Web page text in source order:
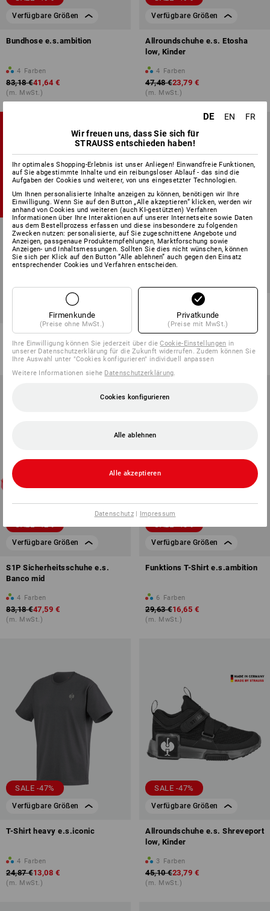
Verfügbare Größen
Bundhose e.s.ambition
4 Farben
83,18 €41,64 €
(m. MwSt.)
Verfügbare Größen
Allroundschuhe e.s. Etosha
low, Kinder
4 Farben
47,48 €23,79 €
(m. MwSt.)
AKTIONS SETS MIT
GRATIS
ARTIKELN!
zu allen Aktions-Sets
jetzt konfigurieren
SALE -49%
Multipocket-Hose e.s.ambition,
4 Farben
59,38 €29,74 €
(m. MwSt.)
Verfügbare Größen
S1P Sicherheitsschuhe e.s.
Banco mid
4 Farben
83,18 €47,59 €
(m. MwSt.)
Verfügbare Größen
Funktions T-Shirt e.s.ambition
6 Farben
29,63 €16,65 €
(m. MwSt.)
SALE -47%
Verfügbare Größen
T-Shirt heavy e.s.iconic
4 Farben
24,87 €13,08 €
(m. MwSt.)
SALE -47%
Verfügbare Größen
Allroundschuhe e.s. Shreveport
low, Kinder
3 Farben
45,10 €23,79 €
(m. MwSt.)
DE EN
FR
Wir freuen uns, dass Sie sich für
STRAUSS entschieden haben!
Ihr optimales Shopping-Erlebnis ist unser Anliegen! Einwandfreie Funktionen,
auf Sie abgestimmte Inhalte und ein reibungsloser Ablauf - das sind die
Aufgaben der Cookies und weiterer, von uns eingesetzter Technologien.
Um Ihnen personalisierte Inhalte anzeigen zu können, benötigen wir Ihre
Einwilligung. Wenn Sie auf den Button „Alle akzeptieren“ klicken, werden wir
anhand von Cookies und weiteren (auch KI-gestützten) Verfahren
Informationen über Ihre Interaktionen auf unserer Internetseite sowie Daten
aus dem Bestellprozess erfassen und diese insbesondere zu folgenden
Zwecken nutzen: personalisierte, auf Sie zugeschnittene Angebote und
Anzeigen, passgenaue Produktempfehlungen, Marktforschung sowie
Anzeigen- und Inhaltsmessungen. Sollten Sie dies nicht wünschen, können
Sie sich per Klick auf den Button “Alle ablehnen” auch gegen den Einsatz
entsprechender Cookies und Verfahren entscheiden.
Firmenkunde
(Preise ohne MwSt.)
Privatkunde
(Preise mit MwSt.)
Ihre Einwilligung können Sie jederzeit über dieCookie-Einstellungen in
unserer Datenschutzerklärung für die Zukunft widerrufen. Zudem können Sie
Ihre Auswahl unter "Cookies konfigurieren" individuell anpassen
Weitere Informationen siehe Datenschutzerklärung.
Cookies konfigurieren
Alle ablehnen
Alle akzeptieren
Datenschutz| Impressum